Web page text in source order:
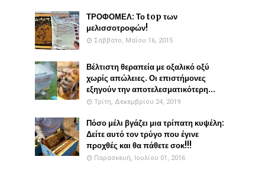
ΤΡΟΦΟΜΕΛ: Το top των
μελισσοτροφών!
Σάββατο, Μαΐου 16, 2015
Βέλτιστη θεραπεία με οξαλικό οξύ
χωρίς απώλειες. Οι επιστήμονες
εξηγούν την αποτελεσματικότερη...
Τρίτη, Δεκεμβρίου 24, 2019
Πόσο μέλι βγάζει μια τρίπατη κυψέλη:
Δείτε αυτό τον τρύγο που έγινε
προχθές και θα πάθετε σοκ!!!
Παρασκευή, Ιουλίου 01, 2016